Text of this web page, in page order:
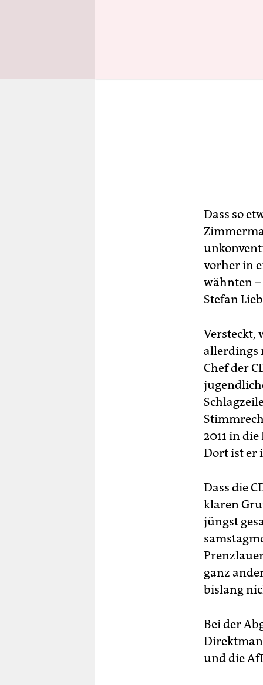
Dass so
vorher in
wähnten
Stefan
Versteckt,
allerdings
Chef der
2011 in
Dort ist er
Dass die
klaren
jüngst
ganz
bislang
Bei der
und die